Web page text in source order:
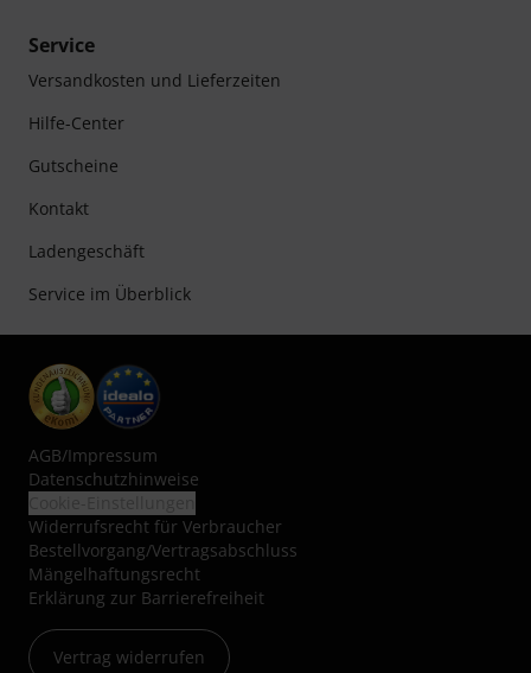
Service
Versandkosten und Lieferzeiten
Hilfe-Center
Gutscheine
Kontakt
Ladengeschäft
Service im Überblick
AGB/Impressum
Datenschutzhinweise
Widerrufsrecht für Verbraucher
Bestellvorgang/Vertragsabschluss
Mängelhaftungsrecht
Erklärung zur Barrierefreiheit
Vertrag widerrufen